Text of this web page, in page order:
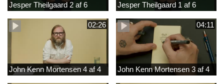
Jesper Theilgaard 2 af 6 Jesper Theilgaard 1 af 6
02:26
John Kenn Mortensen 4 af 4
04:11
John Kenn Mortensen 3 af 4